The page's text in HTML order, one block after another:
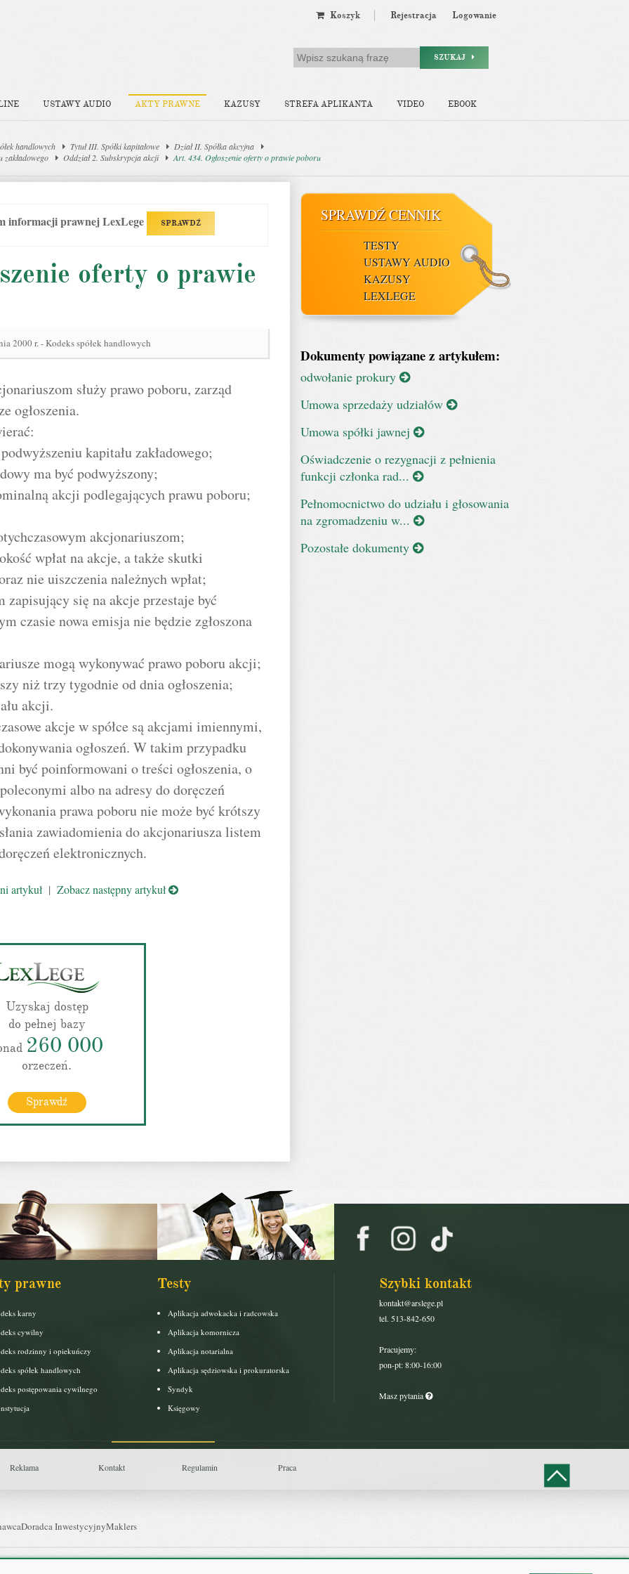
Koszyk Rejestracja Logowanie
SZUKAJ
USTAWY AUDIO AKTY PRAWNE KAZUSY STREFA APLIKANTA VIDEO EBOOK
handlowych Tytuł III. Spółki kapitałowe
Dział II. Spółka akcyjna
zakładowego
Oddział 2. Subskrypcja akcji Art. 434. Ogłoszenie oferty o prawie poboru
informacji prawnej LexLege SPRAWDŹ
oferty o prawie
2000 r. - Kodeks spółek handlowych
służy prawo poboru, zarząd
ogłoszenia.
kapitału zakładowego;
ma być podwyższony;
akcji podlegających prawu poboru;
akcjonariuszom;
wpłat na akcje, a także skutki
nie uiszczenia należnych wpłat;
zapisujący się na akcje przestaje być
czasie nowa emisja nie będzie zgłoszona
mogą wykonywać prawo poboru akcji;
niż trzy tygodnie od dnia ogłoszenia;
akcji.
akcje w spółce są akcjami imiennymi,
ogłoszeń. W takim przypadku
być poinformowani o treści ogłoszenia, o
albo na adresy do doręczeń
prawa poboru nie może być krótszy
zawiadomienia do akcjonariusza listem
elektronicznych.
artykuł| Zobacz następny artykuł
Uzyskaj dostęp
do pełnej bazy
260 000
orzeczeń.
Sprawdź
SPRAWDŹ CENNIK
TESTY
USTAWY AUDIO
KAZUSY
LEXLEGE
Dokumenty powiązane z artykułem:
odwołanie prokury
Umowa sprzedaży udziałów
Umowa spółki jawnej
Oświadczenie o rezygnacji z pełnienia
funkcji członka rad...
Pełnomocnictwo do udziału i głosowania
na zgromadzeniu w...
Pozostałe dokumenty
prawne
karny
cywilny
rodzinny i opiekuńczy
spółek handlowych
postępowania cywilnego
Testy
Aplikacja adwokacka i radcowska
Aplikacja komornicza
Aplikacja notarialna
Aplikacja sędziowska i prokuratorska
Syndyk
Księgowy
Szybki kontakt
kontakt@arslege.pl
tel. 513-842-650
Pracujemy:
pon-pt: 8:00-16:00
Masz pytania
Reklama Kontakt Regulamin Praca
Doradca InwestycyjnyMaklers